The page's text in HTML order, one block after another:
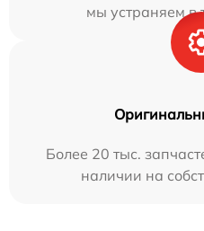
мы устраняем в
Более 20 тыс.
наличии на